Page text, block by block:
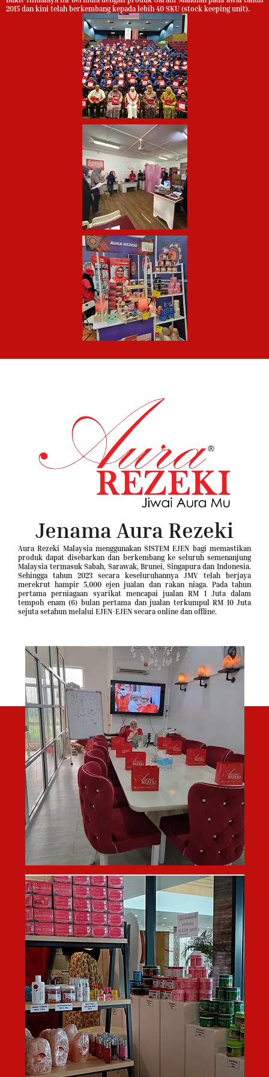
2015 dan kini telah berkembang kepada lebih 40 SKU (stock keeping unit).
Jenama Aura Rezeki
Aura Rezeki Malaysia menggunakan SISTEM EJEN bagi memastikan
produk dapat disebarkan dan berkembang ke seluruh semenanjung
Malaysia termasuk Sabah, Sarawak, Brunei, Singapura dan Indonesia.
Sehingga tahun 2023 secara keseluruhannya JMV telah berjaya
merekrut hampir 5,000 ejen jualan dan rakan niaga. Pada tahun
pertama perniagaan syarikat mencapai jualan RM 1 Juta dalam
tempoh enam (6) bulan pertama dan jualan terkumpul RM 10 Juta
sejuta setahun melalui EJEN-EJEN secara online dan offline.